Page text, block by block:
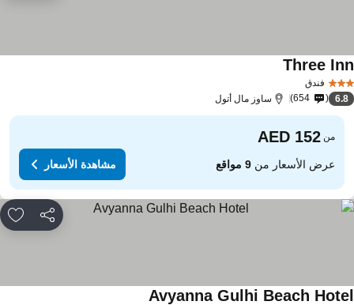
فندق
Three
6.8
654 ساوز مال أتول
من
عرض الأسعار من9 مواقع مشاهدة الأسعار
مشاركة
Avyanna Gulhi Beach